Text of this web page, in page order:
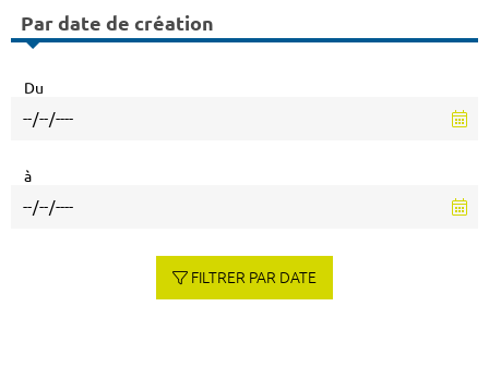
Par date de création
Du
à
FILTRER PAR DATE